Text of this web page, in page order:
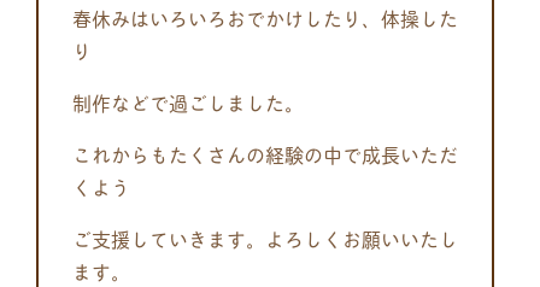
春休みはいろいろおでかけしたり、体操した
り
制作などで過ごしました。
これからもたくさんの経験の中で成長いただ
くよう
ご支援していきます。よろしくお願いいたし
ます。